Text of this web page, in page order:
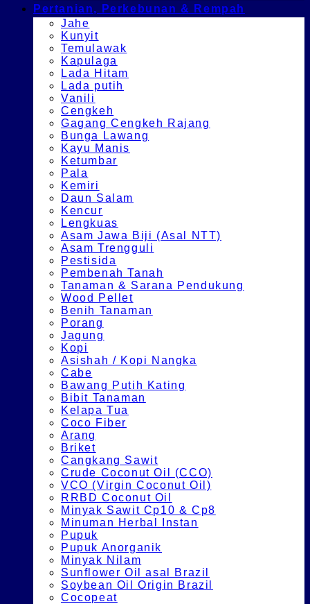
Pertanian, Perkebunan & Rempah
Jahe
Kunyit
Temulawak
Kapulaga
Lada Hitam
Lada putih
Vanili
Cengkeh
Gagang Cengkeh Rajang
Bunga Lawang
Kayu Manis
Ketumbar
Pala
Kemiri
Daun Salam
Kencur
Lengkuas
Asam Jawa Biji (Asal NTT)
Asam Trengguli
Pestisida
Pembenah Tanah
Tanaman & Sarana Pendukung
Wood Pellet
Benih Tanaman
Porang
Jagung
Kopi
Asishah / Kopi Nangka
Cabe
Bawang Putih Kating
Bibit Tanaman
Kelapa Tua
Coco Fiber
Arang
Briket
Cangkang Sawit
Crude Coconut Oil (CCO)
VCO (Virgin Coconut Oil)
RRBD Coconut Oil
Minyak Sawit Cp10 & Cp8
Minuman Herbal Instan
Pupuk
Pupuk Anorganik
Minyak Nilam
Sunflower Oil asal Brazil
Soybean Oil Origin Brazil
Cocopeat